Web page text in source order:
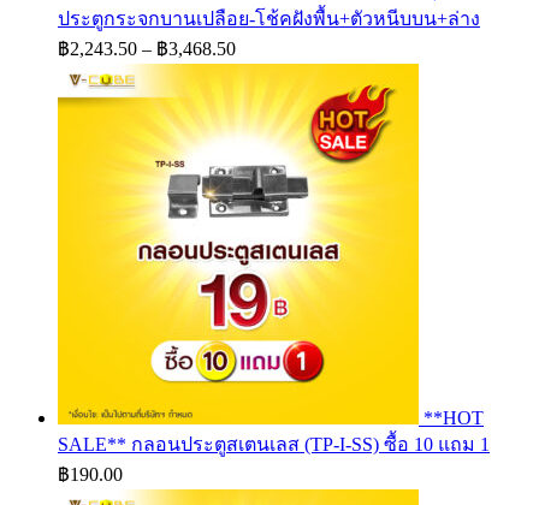
ประตูกระจกบานเปลือย-โช้คฝังพื้น+ตัวหนีบบน+ล่าง
฿2,243.50 – ฿3,468.50Price
range:
฿2,243.50
through
฿3,468.50
**HOT
SALE** กลอนประตูสเตนเลส (TP-I-SS) ซื้อ 10 แถม 1
฿190.00